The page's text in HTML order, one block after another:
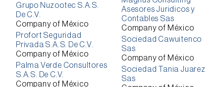
Grupo Nuzootec S.A.S.
De C.V.
Company of México
Profort Seguridad
Privada S.A.S. De C.V.
Company of México
Palma Verde Consultores
S.A.S. De C.V.
Company of México
Asesores Juridicos y
Contables Sas
Company of México
Sociedad Cawuitenco
Sas
Company of México
Sociedad Tania Juarez
Sas